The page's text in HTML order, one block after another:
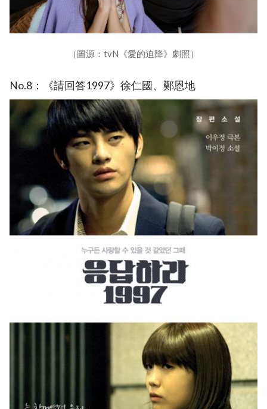
（圖源：tvN《愛的迫降》劇照）
No.8：《請回答1997》徐仁國、鄭恩地